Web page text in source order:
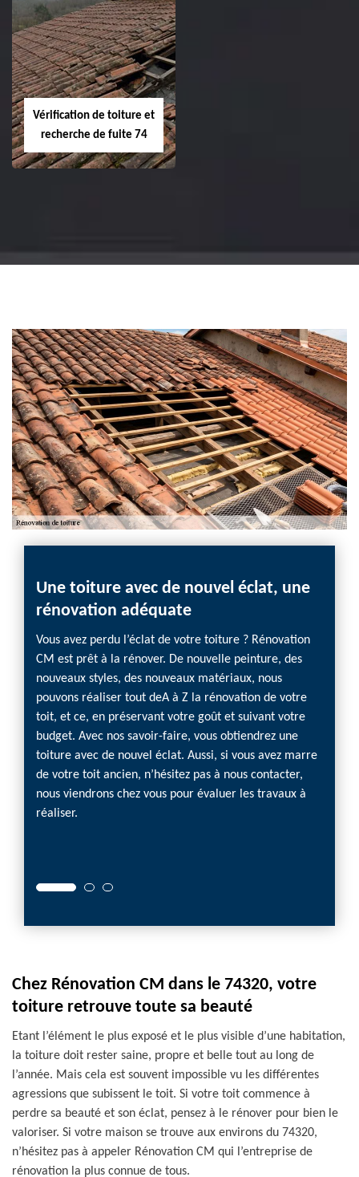
Vérification de toiture et
recherche de fuite 74
Une toiture avec de nouvel éclat, une
rénovation adéquate
Vous avez perdu l’éclat de votre toiture ? Rénovation
CM est prêt à la rénover. De nouvelle peinture, des
nouveaux styles, des nouveaux matériaux, nous
pouvons réaliser tout deA à Z la rénovation de votre
toit, et ce, en préservant votre goût et suivant votre
budget. Avec nos savoir-faire, vous obtiendrez une
toiture avec de nouvel éclat. Aussi, si vous avez marre
de votre toit ancien, n’hésitez pas à nous contacter,
nous viendrons chez vous pour évaluer les travaux à
réaliser.
Chez Rénovation CM dans le 74320, votre
toiture retrouve toute sa beauté
Etant l’élément le plus exposé et le plus visible d’une habitation,
la toiture doit rester saine, propre et belle tout au long de
l’année. Mais cela est souvent impossible vu les différentes
agressions que subissent le toit. Si votre toit commence à
perdre sa beauté et son éclat, pensez à le rénover pour bien le
valoriser. Si votre maison se trouve aux environs du 74320,
n’hésitez pas à appeler Rénovation CM qui l’entreprise de
rénovation la plus connue de tous.